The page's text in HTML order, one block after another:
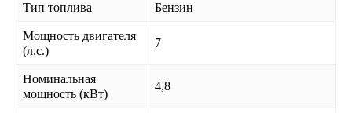
Тип топлива Бензин
Мощность двигателя
(л.с.)
7
Номинальная
мощность (кВт)
4,8